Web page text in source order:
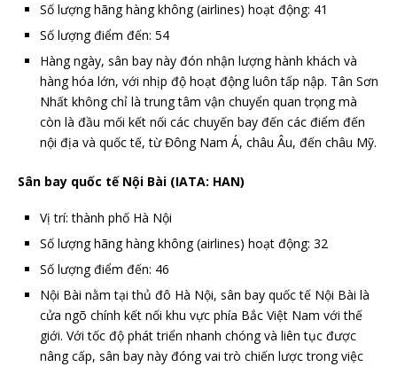
Số lượng hãng hàng không (airlines) hoạt động: 41
Số lượng điểm đến: 54
Hàng ngày, sân bay này đón nhận lượng hành khách và
hàng hóa lớn, với nhịp độ hoạt động luôn tấp nập. Tân Sơn
Nhất không chỉ là trung tâm vận chuyển quan trọng mà
còn là đầu mối kết nối các chuyến bay đến các điểm đến
nội địa và quốc tế, từ Đông Nam Á, châu Âu, đến châu Mỹ.
Sân bay quốc tế Nội Bài (IATA: HAN)
Vị trí: thành phố Hà Nội
Số lượng hãng hàng không (airlines) hoạt động: 32
Số lượng điểm đến: 46
Nội Bài nằm tại thủ đô Hà Nội, sân bay quốc tế Nội Bài là
cửa ngõ chính kết nối khu vực phía Bắc Việt Nam với thế
giới. Với tốc độ phát triển nhanh chóng và liên tục được
nâng cấp, sân bay này đóng vai trò chiến lược trong việc